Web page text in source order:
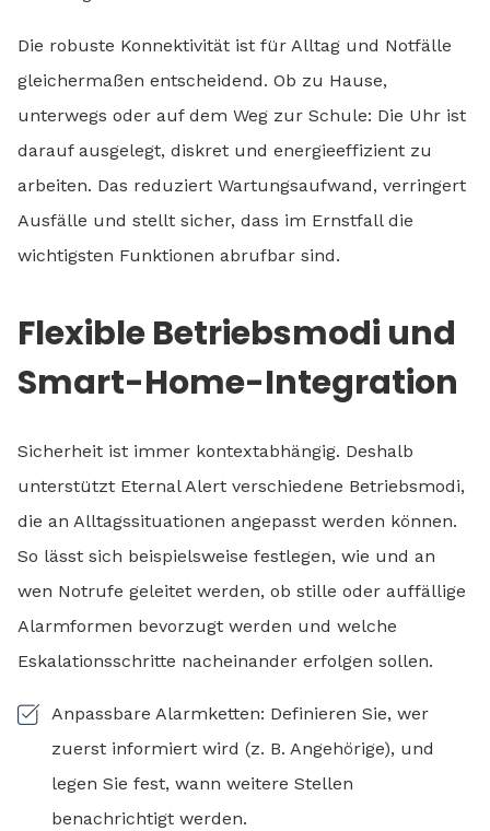
Die robuste Konnektivität ist für Alltag und Notfälle
gleichermaßen entscheidend. Ob zu Hause,
unterwegs oder auf dem Weg zur Schule: Die Uhr ist
darauf ausgelegt, diskret und energieeffizient zu
arbeiten. Das reduziert Wartungsaufwand, verringert
Ausfälle und stellt sicher, dass im Ernstfall die
wichtigsten Funktionen abrufbar sind.
Flexible Betriebsmodi und
Smart-Home-Integration
Sicherheit ist immer kontextabhängig. Deshalb
unterstützt Eternal Alert verschiedene Betriebsmodi,
die an Alltagssituationen angepasst werden können.
So lässt sich beispielsweise festlegen, wie und an
wen Notrufe geleitet werden, ob stille oder auffällige
Alarmformen bevorzugt werden und welche
Eskalationsschritte nacheinander erfolgen sollen.
Anpassbare Alarmketten: Definieren Sie, wer
zuerst informiert wird (z. B. Angehörige), und
legen Sie fest, wann weitere Stellen
benachrichtigt werden.